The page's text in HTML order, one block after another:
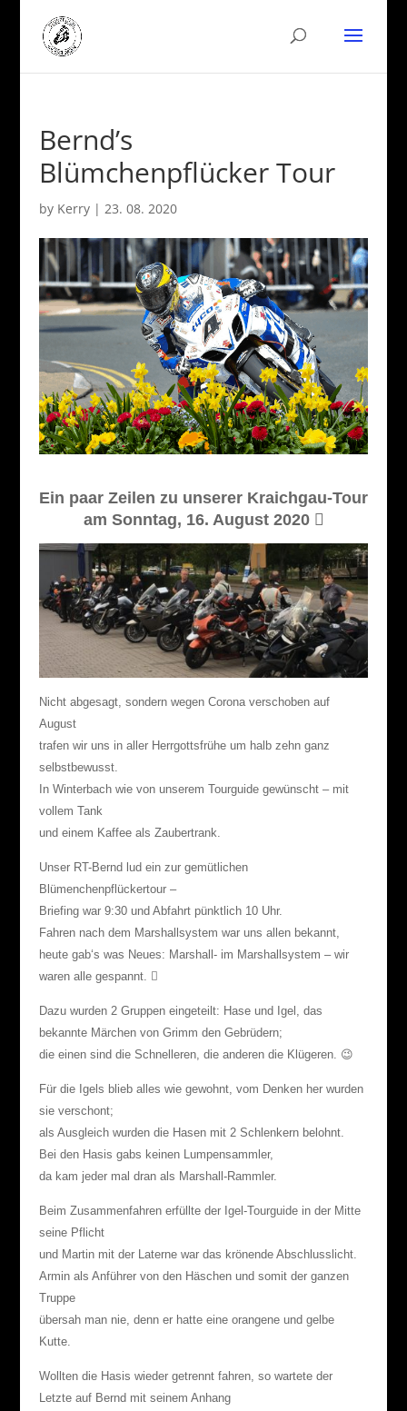
Bernd’s
Blümchenpflücker Tour
by Kerry| 23. 08. 2020
Ein paar Zeilen zu unserer Kraichgau-Tour
am Sonntag, 16. August 2020 
Nicht abgesagt, sondern wegen Corona verschoben auf
August
trafen wir uns in aller Herrgottsfrühe um halb zehn ganz
selbstbewusst.
In Winterbach wie von unserem Tourguide gewünscht – mit
vollem Tank
und einem Kaffee als Zaubertrank.
Unser RT-Bernd lud ein zur gemütlichen
Blümenchenpflückertour –
Briefing war 9:30 und Abfahrt pünktlich 10 Uhr.
Fahren nach dem Marshallsystem war uns allen bekannt,
heute gab‘s was Neues: Marshall- im Marshallsystem – wir
waren alle gespannt. 
Dazu wurden 2 Gruppen eingeteilt: Hase und Igel, das
bekannte Märchen von Grimm den Gebrüdern;
die einen sind die Schnelleren, die anderen die Klügeren. 😉
Für die Igels blieb alles wie gewohnt, vom Denken her wurden
sie verschont;
als Ausgleich wurden die Hasen mit 2 Schlenkern belohnt.
Bei den Hasis gabs keinen Lumpensammler,
da kam jeder mal dran als Marshall-Rammler.
Beim Zusammenfahren erfüllte der Igel-Tourguide in der Mitte
seine Pflicht
und Martin mit der Laterne war das krönende Abschlusslicht.
Armin als Anführer von den Häschen und somit der ganzen
Truppe
übersah man nie, denn er hatte eine orangene und gelbe
Kutte.
Wollten die Hasis wieder getrennt fahren, so wartete der
Letzte auf Bernd mit seinem Anhang